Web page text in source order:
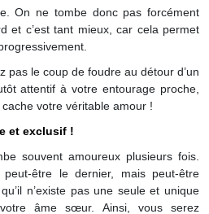
On ne tombe donc pas forcément
et c’est tant mieux, car cela permet
pas le coup de foudre au détour d’un
attentif à votre entourage proche,
votre véritable amour !
et exclusif !
souvent amoureux plusieurs fois.
être le dernier, mais peut-être
n’existe pas une seule et unique
âme sœur. Ainsi, vous serez